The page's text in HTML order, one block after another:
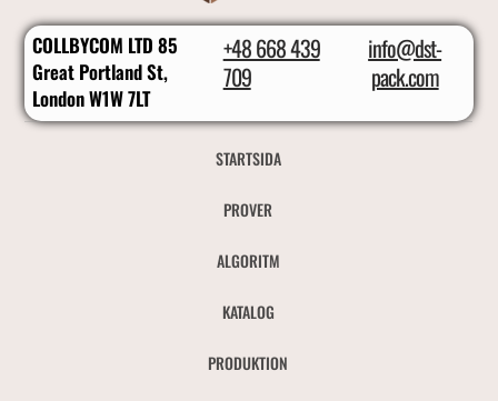
COLLBYCOM LTD 85
Great Portland St,
London W1W 7LT
+48 668 439
709
info@dst-
pack.com
STARTSIDA
PROVER
ALGORITM
KATALOG
PRODUKTION